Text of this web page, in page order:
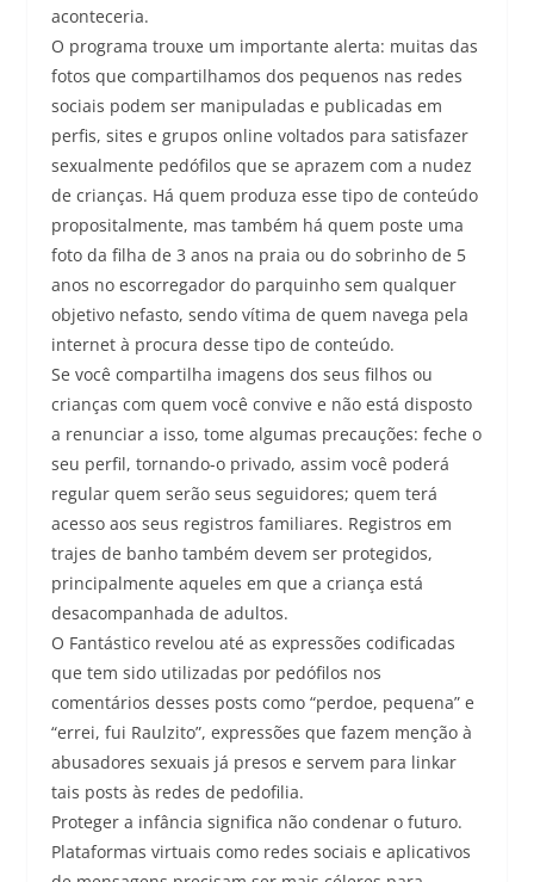
aconteceria.
O programa trouxe um importante alerta: muitas das
fotos que compartilhamos dos pequenos nas redes
sociais podem ser manipuladas e publicadas em
perfis, sites e grupos online voltados para satisfazer
sexualmente pedófilos que se aprazem com a nudez
de crianças. Há quem produza esse tipo de conteúdo
propositalmente, mas também há quem poste uma
foto da filha de 3 anos na praia ou do sobrinho de 5
anos no escorregador do parquinho sem qualquer
objetivo nefasto, sendo vítima de quem navega pela
internet à procura desse tipo de conteúdo.
Se você compartilha imagens dos seus filhos ou
crianças com quem você convive e não está disposto
a renunciar a isso, tome algumas precauções: feche o
seu perfil, tornando-o privado, assim você poderá
regular quem serão seus seguidores; quem terá
acesso aos seus registros familiares. Registros em
trajes de banho também devem ser protegidos,
principalmente aqueles em que a criança está
desacompanhada de adultos.
O Fantástico revelou até as expressões codificadas
que tem sido utilizadas por pedófilos nos
comentários desses posts como “perdoe, pequena” e
“errei, fui Raulzito”, expressões que fazem menção à
abusadores sexuais já presos e servem para linkar
tais posts às redes de pedofilia.
Proteger a infância significa não condenar o futuro.
Plataformas virtuais como redes sociais e aplicativos